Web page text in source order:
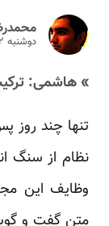
دوشنبه ۲۲ اسفند ۱۳۹۰
» هاشمی:
تنها چند
نظام از سنگ
وظایف این
متن گفت و